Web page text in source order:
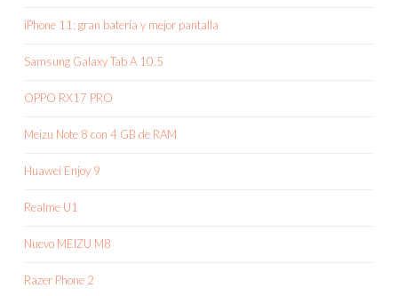
iPhone 11: gran batería y mejor pantalla
Samsung Galaxy Tab A 10.5
OPPO RX17 PRO
Meizu Note 8 con 4 GB de RAM
Huawei Enjoy 9
Realme U1
Nuevo MEIZU M8
Razer Phone 2